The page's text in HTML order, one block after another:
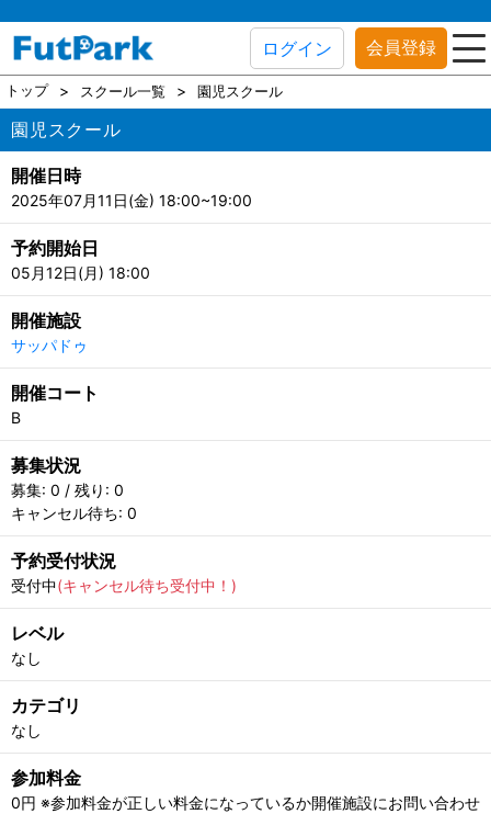
ログイン 会員登録
トップ スクール一覧 園児スクール
園児スクール
開催日時
2025年07月11日(金) 18:00~19:00
予約開始日
05月12日(月) 18:00
開催施設
サッパドゥ
開催コート
B
募集状況
募集: 0 / 残り: 0
キャンセル待ち: 0
予約受付状況
受付中(キャンセル待ち受付中！)
レベル
なし
カテゴリ
なし
参加料金
0円 ※参加料金が正しい料金になっているか開催施設にお問い合わせ